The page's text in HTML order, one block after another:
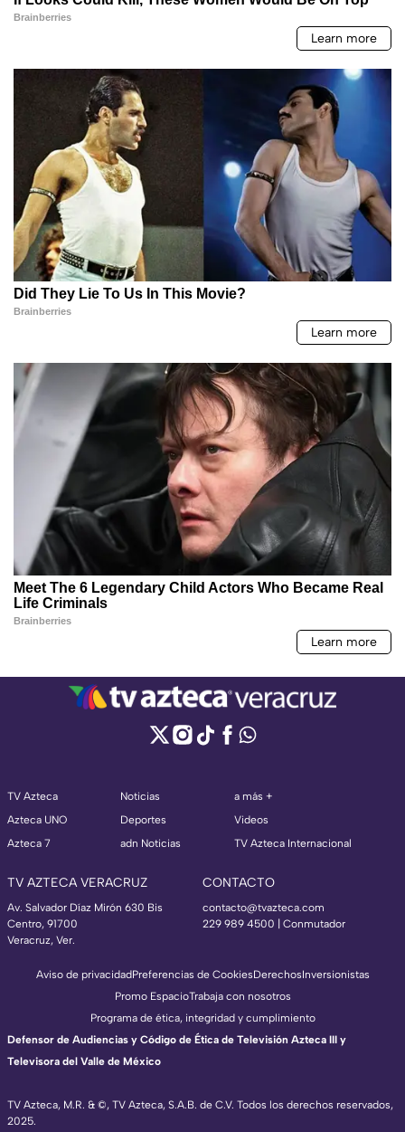
TV Azteca
Azteca UNO
Azteca 7
Noticias
Deportes
adn Noticias
a más +
Videos
TV Azteca Internacional
TV AZTECA VERACRUZ
Av. Salvador Díaz Mirón 630 Bis
Centro, 91700
Veracruz, Ver.
CONTACTO
contacto@tvazteca.com
229 989 4500 | Conmutador
TV Azteca, M.R. & ©, TV Azteca, S.A.B. de C.V. Todos los derechos reservados,
2025.
Aviso de privacidadPreferencias de CookiesDerechosInversionistas
Promo EspacioTrabaja con nosotros
Programa de ética, integridad y cumplimiento
Defensor de Audiencias y Código de Ética de Televisión Azteca III y
Televisora del Valle de México